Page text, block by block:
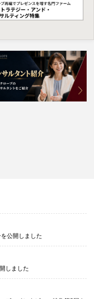
公開しました
しました